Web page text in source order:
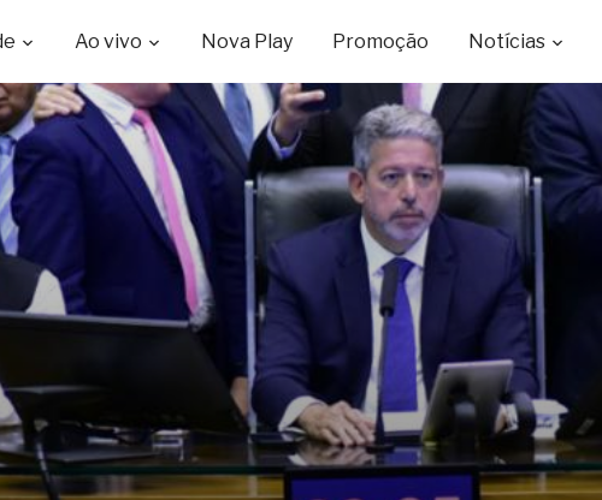
Ao vivo Nova Play Promoção Notícias